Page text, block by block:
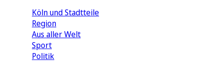
Köln und Stadtteile
Region
Aus aller Welt
Sport
Politik